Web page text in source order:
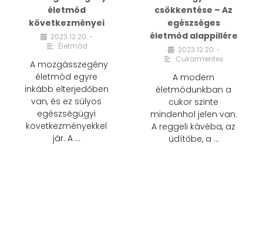
életmód
következményei
2023.12.20. •
Életmód
A mozgásszegény
életmód egyre
inkább elterjedőben
van, és ez súlyos
egészségügyi
következményekkel
jár. A …
csökkentése – Az
egészséges
életmód alappillére
2023.12.20. •
Cukormentes
A modern
életmódunkban a
cukor szinte
mindenhol jelen van.
A reggeli kávéba, az
üdítőbe, a …